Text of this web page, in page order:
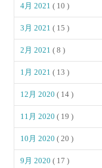
4月 2021( 10 )
3月 2021( 15 )
2月 2021( 8 )
1月 2021( 13 )
12月 2020( 14 )
11月 2020( 19 )
10月 2020( 20 )
9月 2020( 17 )